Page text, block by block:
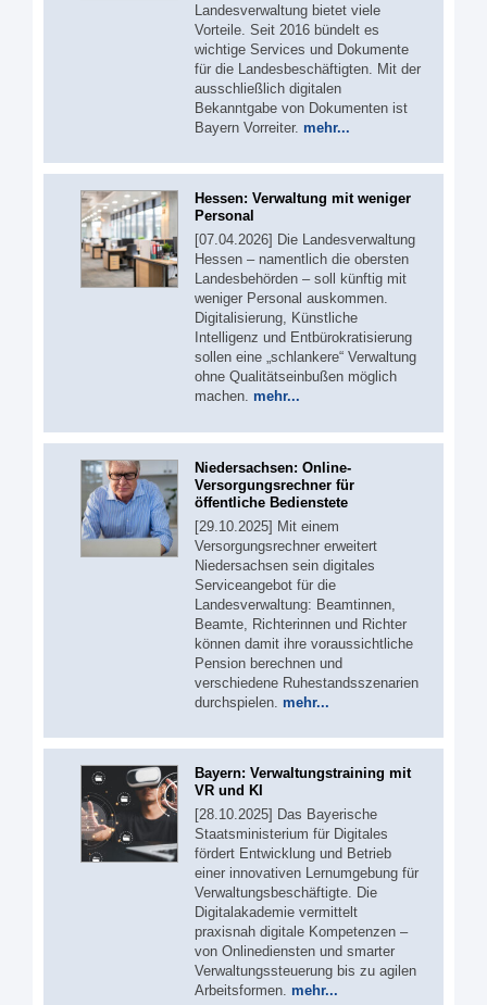
Landesverwaltung bietet viele
Vorteile. Seit 2016 bündelt es
wichtige Services und Dokumente
für die Landesbeschäftigten. Mit der
ausschließlich digitalen
Bekanntgabe von Dokumenten ist
Bayern Vorreiter. mehr...
Hessen: Verwaltung mit weniger
Personal
[07.04.2026] Die Landesverwaltung
Hessen – namentlich die obersten
Landesbehörden – soll künftig mit
weniger Personal auskommen.
Digitalisierung, Künstliche
Intelligenz und Entbürokratisierung
sollen eine „schlankere“ Verwaltung
ohne Qualitätseinbußen möglich
machen. mehr...
Niedersachsen: Online-
Versorgungsrechner für
öffentliche Bedienstete
[29.10.2025] Mit einem
Versorgungsrechner erweitert
Niedersachsen sein digitales
Serviceangebot für die
Landesverwaltung: Beamtinnen,
Beamte, Richterinnen und Richter
können damit ihre voraussichtliche
Pension berechnen und
verschiedene Ruhestandsszenarien
durchspielen. mehr...
Bayern: Verwaltungstraining mit
VR und KI
[28.10.2025] Das Bayerische
Staatsministerium für Digitales
fördert Entwicklung und Betrieb
einer innovativen Lernumgebung für
Verwaltungsbeschäftigte. Die
Digitalakademie vermittelt
praxisnah digitale Kompetenzen –
von Onlinediensten und smarter
Verwaltungssteuerung bis zu agilen
Arbeitsformen. mehr...